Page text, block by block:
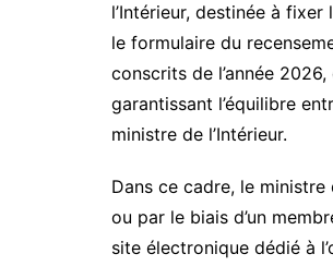
l’Intérieur, destinée à
le formulaire du
conscrits de l’année
garantissant l’équilibre
ministre de l’Intérieur.
Dans ce cadre, le ministre
ou par le biais d’un
site électronique dédié à